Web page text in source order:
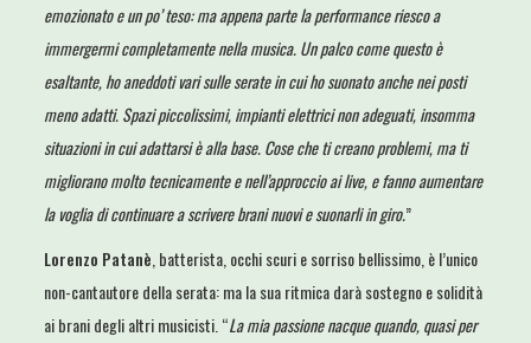
emozionato e un po’ teso: ma appena parte la performance riesco a
immergermi completamente nella musica. Un palco come questo è
esaltante, ho aneddoti vari sulle serate in cui ho suonato anche nei posti
meno adatti. Spazi piccolissimi, impianti elettrici non adeguati, insomma
situazioni in cui adattarsi è alla base. Cose che ti creano problemi, ma ti
migliorano molto tecnicamente e nell’approccio ai live, e fanno aumentare
la voglia di continuare a scrivere brani nuovi e suonarli in giro.”
Lorenzo Patanè , batterista, occhi scuri e sorriso bellissimo, è l’unico
non-cantautore della serata: ma la sua ritmica darà sostegno e solidità
ai brani degli altri musicisti. “La mia passione nacque quando, quasi per